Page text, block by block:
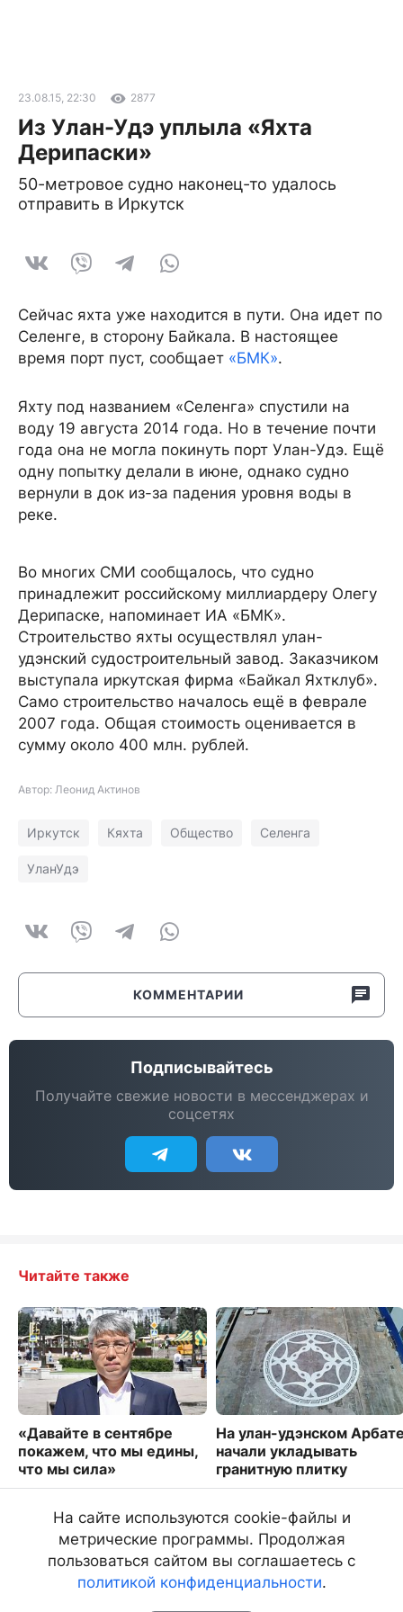
23.08.15, 22:30 2877
Из Улан-Удэ уплыла «Яхта
Дерипаски»
50-метровое судно наконец-то удалось
отправить в Иркутск
Сейчас яхта уже находится в пути. Она идет по
Селенге, в сторону Байкала. В настоящее
время порт пуст, сообщает «БМК».
Яхту под названием «Селенга» спустили на
воду 19 августа 2014 года. Но в течение почти
года она не могла покинуть порт Улан-Удэ. Ещё
одну попытку делали в июне, однако судно
вернули в док из-за падения уровня воды в
реке.
Во многих СМИ сообщалось, что судно
принадлежит российскому миллиардеру Олегу
Дерипаске, напоминает ИА «БМК».
Строительство яхты осуществлял улан-
удэнский судостроительный завод. Заказчиком
выступала иркутская фирма «Байкал Яхтклуб».
Само строительство началось ещё в феврале
2007 года. Общая стоимость оценивается в
сумму около 400 млн. рублей.
Автор: Леонид Актинов
Иркутск Кяхта Общество Селенга
УланУдэ
КОММЕНТАРИИ
Подписывайтесь
Получайте свежие новости в мессенджерах и
соцсетях
Читайте также
«Давайте в сентябре
покажем, что мы едины,
что мы сила»
На улан-удэнском
начали укладывать
гранитную плитку
На сайте используются cookie-файлы и
метрические программы. Продолжая
пользоваться сайтом вы соглашаетесь с
политикой конфиденциальности.